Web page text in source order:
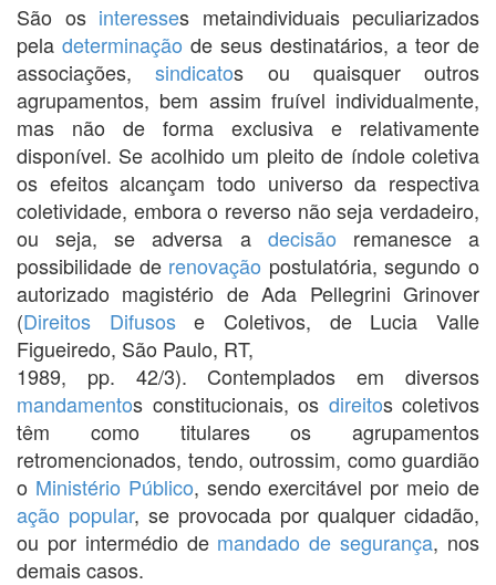
São os interesses metaindividuais peculiarizados
pela determinação de seus destinatários, a teor de
associações,sindicatos ou quaisquer outros
agrupamentos, bem assim fruível individualmente,
mas não de forma exclusiva e relativamente
disponível. Se acolhido um pleito de índole coletiva
os efeitos alcançam todo universo da respectiva
coletividade, embora o reverso não seja verdadeiro,
ou seja, se adversa a decisão remanesce a
possibilidade de renovação postulatória, segundo o
autorizado magistério de Ada Pellegrini Grinover
(Direitos Difusose Coletivos, de Lucia Valle
Figueiredo, São Paulo, RT,
1989, pp. 42/3). Contemplados em diversos
mandamentos constitucionais, os direitos coletivos
têm como titulares os agrupamentos
retromencionados, tendo, outrossim, como guardião
o Ministério Público, sendo exercitável por meio de
ação popular, se provocada por qualquer cidadão,
ou por intermédio de mandado de segurança, nos
demais casos.